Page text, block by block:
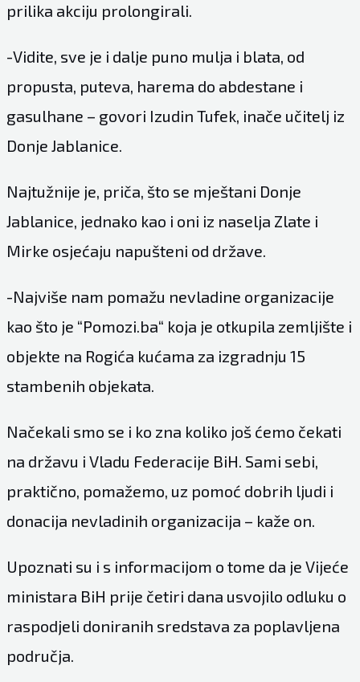
prilika akciju prolongirali.
-Vidite, sve je i dalje puno mulja i blata, od
propusta, puteva, harema do abdestane i
gasulhane – govori Izudin Tufek, inače učitelj iz
Donje Jablanice.
Najtužnije je, priča, što se mještani Donje
Jablanice, jednako kao i oni iz naselja Zlate i
Mirke osjećaju napušteni od države.
-Najviše nam pomažu nevladine organizacije
kao što je “Pomozi.ba“ koja je otkupila zemljište i
objekte na Rogića kućama za izgradnju 15
stambenih objekata.
Načekali smo se i ko zna koliko još ćemo čekati
na državu i Vladu Federacije BiH. Sami sebi,
praktično, pomažemo, uz pomoć dobrih ljudi i
donacija nevladinih organizacija – kaže on.
Upoznati su i s informacijom o tome da je Vijeće
ministara BiH prije četiri dana usvojilo odluku o
raspodjeli doniranih sredstava za poplavljena
područja.